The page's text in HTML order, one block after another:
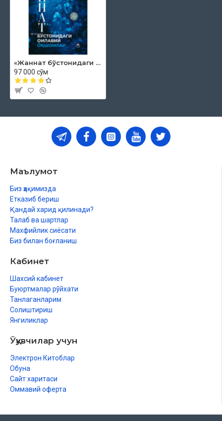
«Жаннат бўстонидаги оилавий оқшомлар»
97 000 сўм
Маълумот
Биз ҳақимизда
Етказиб бериш
Қандай харид қилинади?
Талаб ва шартлар
Махфийлик сиёсати
Биз билан боғланиш
Кабинет
Шахсий кабинет
Буюртмалар рўйхати
Танлаганларим
Солиштириш
Янгиликлар
Ўқувчилар учун
Электрон Китоблар
Обуна
Сайт харитаси
Оммавий оферта